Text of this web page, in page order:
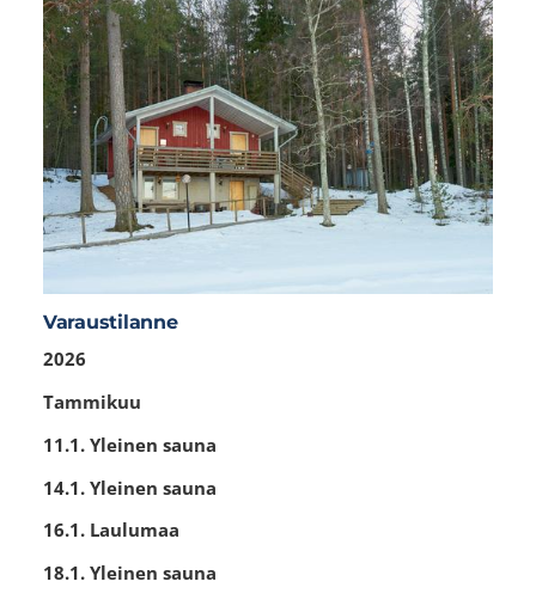
Varaustilanne
2026
Tammikuu
11.1. Yleinen sauna
14.1. Yleinen sauna
16.1. Laulumaa
18.1. Yleinen sauna